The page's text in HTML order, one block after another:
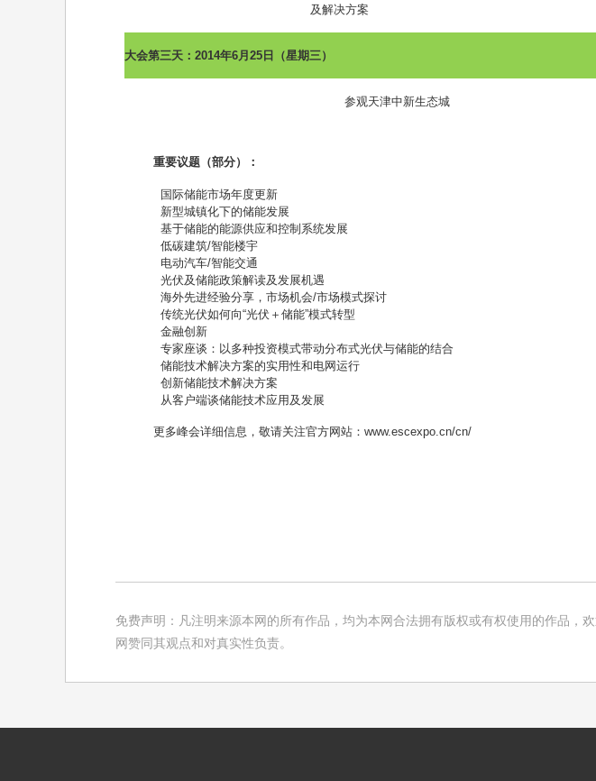
及解决方案
大会第三天： 2014年6月 25 日（星期三）
参观天津中新生态城
重要议题（部分）：
国际储能市场年度更新
新型城镇化下的储能发展
基于储能的能源供应和控制系统发展
低碳建筑/智能楼宇
电动汽车/智能交通
光伏及储能政策解读及发展机遇
海外先进经验分享，市场机会/市场模式探讨
传统光伏如何向“光伏＋储能”模式转型
金融创新
专家座谈：以多种投资模式带动分布式光伏与储能的结合
储能技术解决方案的实用性和电网运行
创新储能技术解决方案
从客户端谈储能技术应用及发展
更多峰会详细信息，敬请关注官方网站： www.escexpo.cn/cn/
免费声明：凡注明来源本网的所有作品，均为本网合法拥有版权或有权使用的作品
网赞同其观点和对真实性负责。